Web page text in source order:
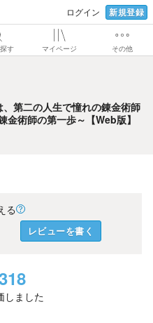
ログイン 新規登録
す マイページ その他
は、第二の人生で憧れの錬金
習い錬金術師の第一歩～
、第二の人生で憧れの錬金術師
術師の第一歩～【Web版】
る
レビューを書く
しました